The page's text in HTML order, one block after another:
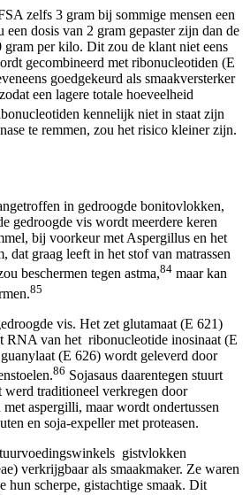
zelfs 3 gram bij sommige mensen een
dosis van 2 gram gepaster zijn dan de
gram per kilo. Dit zou de klant niet eens
gecombineerd met ribonucleotiden (E
goedgekeurd als smaakversterker
een lagere totale hoeveelheid
kennelijk niet in staat zijn
te remmen, zou het risico kleiner zijn.
in gedroogde bonitovlokken,
gedroogde vis wordt meerdere keren
bij voorkeur met Aspergillus en het
dat graag leeft in het stof van matrassen
beschermen tegen astma,84 maar kan
85
vis. Het zet glutamaat (E 621)
RNA van het ribonucleotide inosinaat (E
(E 626) wordt geleverd door
86 Sojasaus daarentegen stuurt
werd traditioneel verkregen door
aspergilli, maar wordt ondertussen
en soja-expeller met proteasen.
gistvlokken
verkrijgbaar als smaakmaker. Ze waren
hun scherpe, gistachtige smaak. Dit